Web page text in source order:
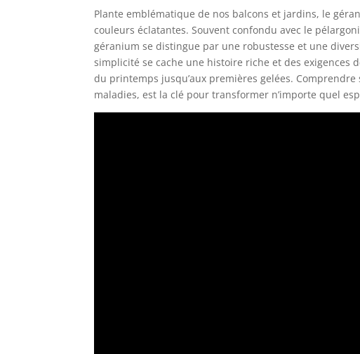
Plante emblématique de nos balcons et jardins, le
couleurs éclatantes. Souvent confondu avec le
géranium se distingue par une robustesse et une
simplicité se cache une histoire riche et des exigences
du printemps jusqu’aux premières gelées.
maladies, est la clé pour transformer n’importe quel